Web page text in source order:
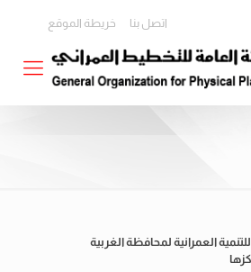
اتصل بنا خريطة الموقع
العمرانية لمحافظة الغربية